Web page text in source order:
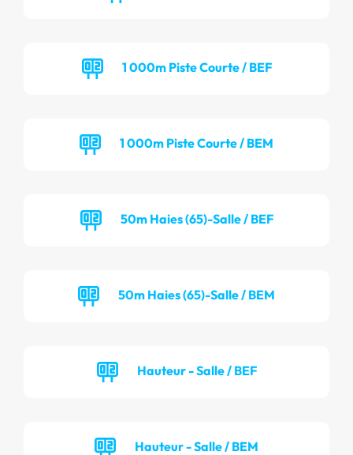
1 000m Piste Courte / BEF
1 000m Piste Courte / BEM
50m Haies (65)-Salle / BEF
50m Haies (65)-Salle / BEM
Hauteur - Salle / BEF
Hauteur - Salle / BEM